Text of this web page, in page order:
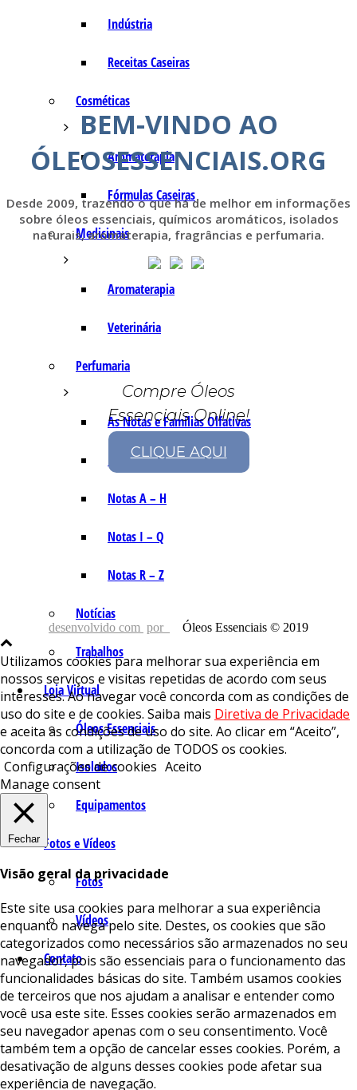
Indústria
Receitas Caseiras
Cosméticas
Aromaterapia
Fórmulas Caseiras
Medicinais
Aromaterapia
Veterinária
Perfumaria
As Notas e Famílias Olfativas
Marketing Olfativo
Notas A – H
Notas I – Q
Notas R – Z
Notícias
Trabalhos
Loja Virtual
Óleos Essenciais
Isolados
Equipamentos
Fotos e Vídeos
Fotos
Vídeos
Contato
BEM-VINDO AO
ÓLEOSESSENCIAIS.ORG
Desde 2009, trazendo o que há de melhor em informações
sobre óleos essenciais, químicos aromáticos, isolados
naturais, aromaterapia, fragrâncias e perfumaria.
Compre Óleos
Essenciais Online!
CLIQUE AQUI
desenvolvido com por Óleos Essenciais © 2019
Utilizamos cookies para melhorar sua experiência em
nossos serviços e visitas repetidas de acordo com seus
interesses. Ao navegar você concorda com as condições de
uso do site e de cookies. Saiba mais Diretiva de Privacidade
e aceita as condições de uso do site. Ao clicar em “Aceito”,
concorda com a utilização de TODOS os cookies.
Configurações de cookies Aceito
Manage consent
Fechar
Visão geral da privacidade
Este site usa cookies para melhorar a sua experiência
enquanto navega pelo site. Destes, os cookies que são
categorizados como necessários são armazenados no seu
navegador, pois são essenciais para o funcionamento das
funcionalidades básicas do site. Também usamos cookies
de terceiros que nos ajudam a analisar e entender como
você usa este site. Esses cookies serão armazenados em
seu navegador apenas com o seu consentimento. Você
também tem a opção de cancelar esses cookies. Porém, a
desativação de alguns desses cookies pode afetar sua
experiência de navegação.